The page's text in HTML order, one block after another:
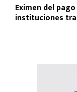
Eximen del
instituciones